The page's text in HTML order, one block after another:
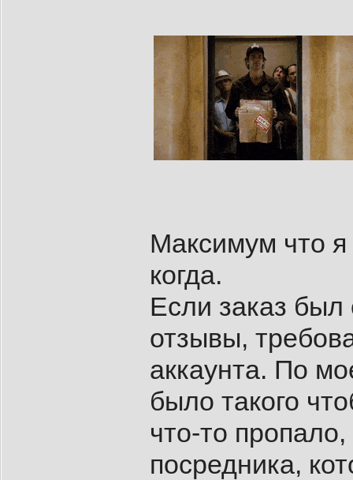
Максимум что я
когда.
Если заказ был
отзывы,
аккаунта. По
было такого
что-то
посредника,